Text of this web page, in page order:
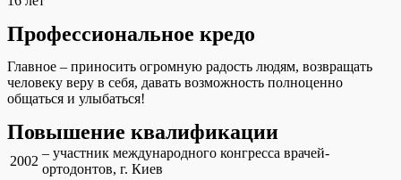
Профессиональное кредо
Главное – приносить огромную радость людям, возвращать
человеку веру в себя, давать возможность полноценно
общаться и улыбаться!
Повышение квалификации
2002
– участник международного конгресса врачей-
ортодонтов, г. Киев